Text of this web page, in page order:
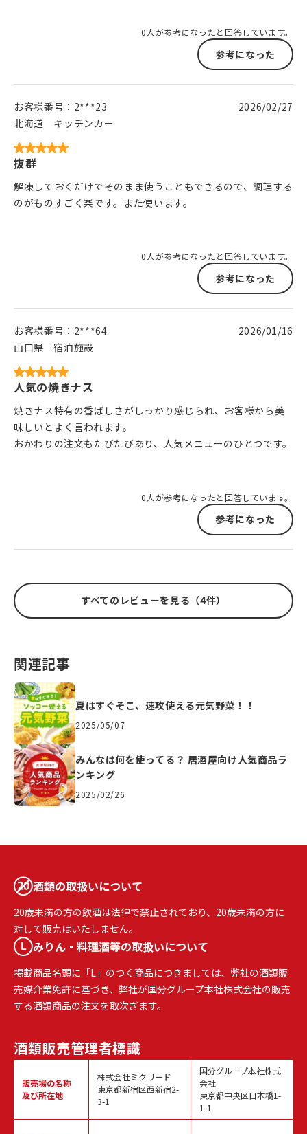
0人が参考になったと回答しています。
参考になった
お客様番号： 2***23
北海道
キッチンカー
2026/02/27
抜群
解凍しておくだけでそのまま使うこともできるので、調理する
のがものすごく楽です。また使います。
0人が参考になったと回答しています。
参考になった
お客様番号： 2***64
山口県
宿泊施設
2026/01/16
人気の焼きナス
焼きナス特有の香ばしさがしっかり感じられ、お客様から美
味しいとよく言われます。
おかわりの注文もたびたびあり、人気メニューのひとつです。
0人が参考になったと回答しています。
参考になった
すべてのレビューを見る（4件）
関連記事
夏はすぐそこ、速攻使える元気野菜！！
2025/05/07
みんなは何を使ってる？ 居酒屋向け人気商品ラ
ンキング
2025/02/26
酒類の取扱いについて
20歳未満の方の飲酒は法律で禁止されており、20歳未満の方に
対して販売はいたしません。
みりん・料理酒等の取扱いについて
掲載商品名頭に「L」のつく商品につきましては、弊社の酒類販
売媒介業免許に基づき、弊社が国分グループ本社株式会社の販売
する酒類商品の注文を取次ぎます。
酒類販売管理者標識
販売場の名称
及び所在地
株式会社ミクリード
東京都新宿区西新宿2-
3-1
国分グループ本社株式
会社
東京都中央区日本橋1-
1-1